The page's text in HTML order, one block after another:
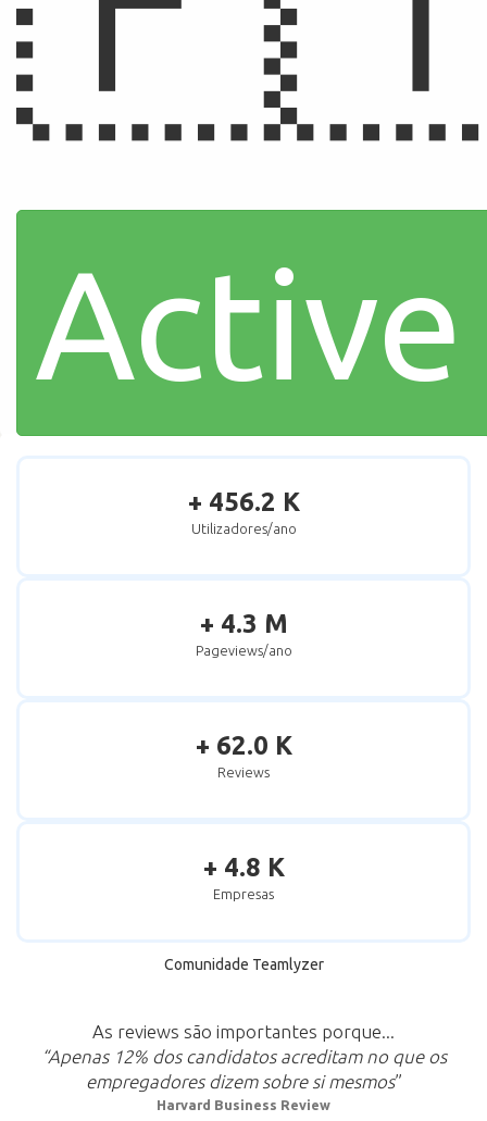
+ 456.2 K
Utilizadores/ano
+ 4.3 M
Pageviews/ano
+ 62.0 K
Reviews
+ 4.8 K
Empresas
Comunidade Teamlyzer
As reviews são importantes porque...
“Apenas 12% dos candidatos acreditam no que os
empregadores dizem sobre si mesmos”
Harvard Business Review